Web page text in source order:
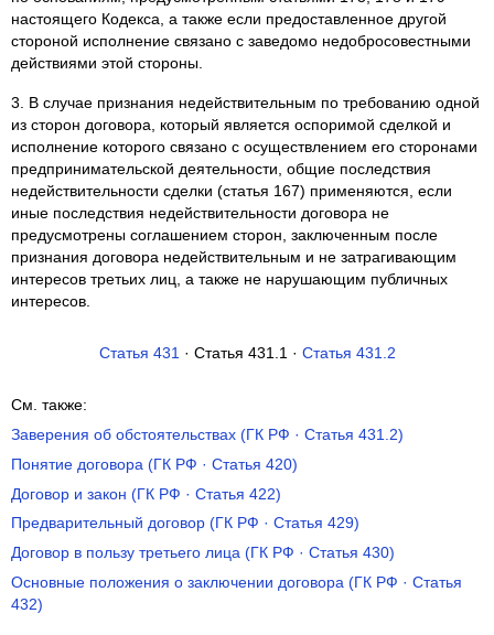
настоящего Кодекса, а также если предоставленное другой
стороной исполнение связано с заведомо недобросовестными
действиями этой стороны.
3. В случае признания недействительным по требованию одной
из сторон договора, который является оспоримой сделкой и
исполнение которого связано с осуществлением его сторонами
предпринимательской деятельности, общие последствия
недействительности сделки (статья 167) применяются, если
иные последствия недействительности договора не
предусмотрены соглашением сторон, заключенным после
признания договора недействительным и не затрагивающим
интересов третьих лиц, а также не нарушающим публичных
интересов.
Статья 431· Статья 431.1 · Статья 431.2
См. также:
Заверения об обстоятельствах (ГК РФ · Статья 431.2)
Понятие договора (ГК РФ · Статья 420)
Договор и закон (ГК РФ · Статья 422)
Предварительный договор (ГК РФ · Статья 429)
Договор в пользу третьего лица (ГК РФ · Статья 430)
Основные положения о заключении договора (ГК РФ · Статья
432)